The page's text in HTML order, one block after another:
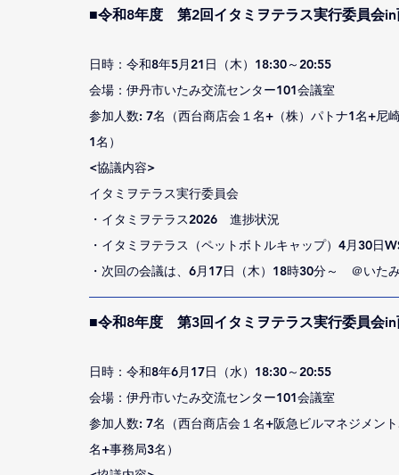
■令和8年度　第2回イタミヲテラス実行委員会
日時：令和8年5月21日（木）18:30～20:55
会場：伊丹市いたみ交流センター101会議室
参加人数: 7名（西台商店会１名+（株）パトナ1名+尼
1名）
<協議内容>
イタミヲテラス実行委員会
・イタミヲテラス2026　進捗状況
・イタミヲテラス（ペットボトルキャップ）4月30日
・次回の会議は、6月17日（木）18時30分～　＠いた
■令和8年度　第3回イタミヲテラス実行委員会
日時：令和8年6月17日（水）18:30～20:55
会場：伊丹市いたみ交流センター101会議室
参加人数: 7名（西台商店会１名+阪急ビルマネジメン
名+事務局3名）